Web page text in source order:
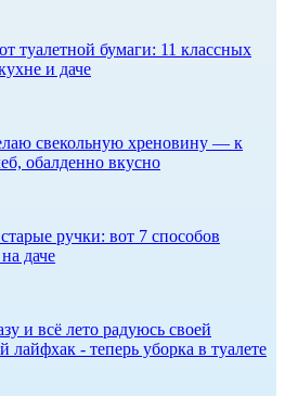
туалетной бумаги: 11 классных
и даче
свекольную хреновину — к
обалденно вкусно
ручки: вот 7 способов
даче
и всё лето радуюсь своей
лайфхак - теперь уборка в туалете